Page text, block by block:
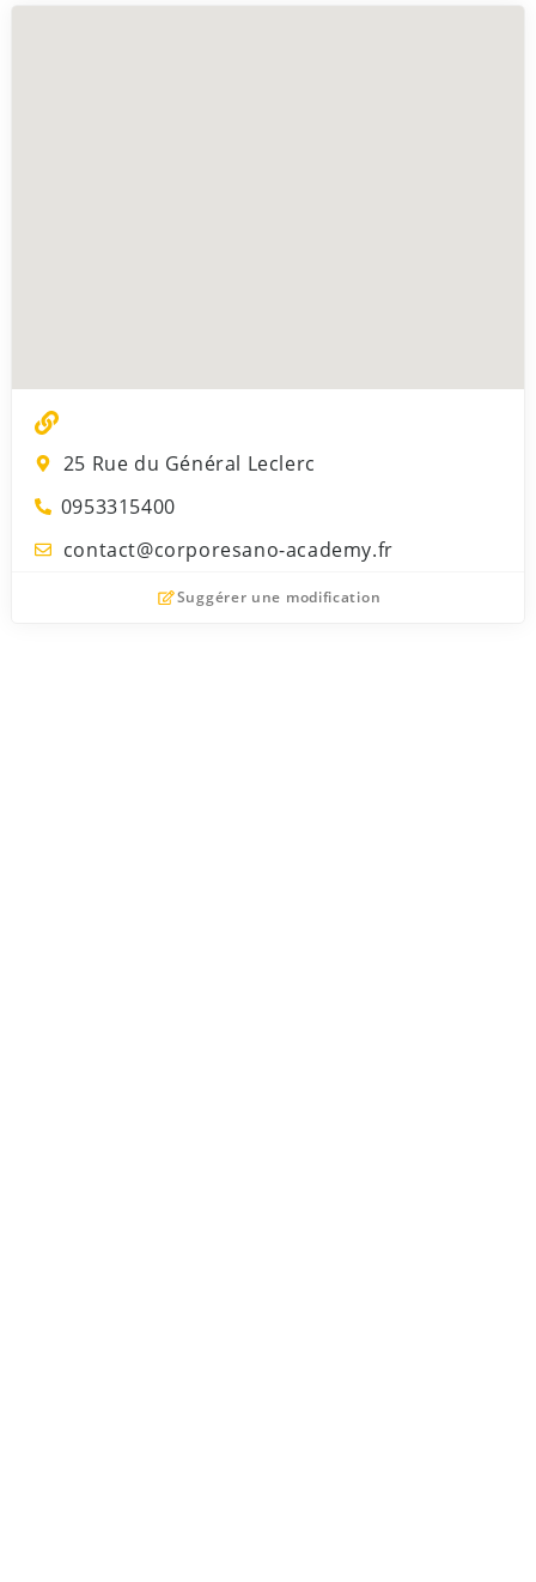
25 Rue du Général Leclerc
0953315400
contact@corporesano-academy.fr
Suggérer une modification